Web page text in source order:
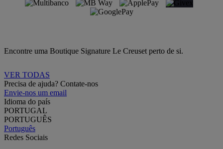
Encontre uma Boutique Signature Le Creuset perto de si.
VER TODAS
Precisa de ajuda? Contate-nos
Envie-nos um email
Idioma do país
PORTUGAL
PORTUGUÊS
Português
Redes Sociais